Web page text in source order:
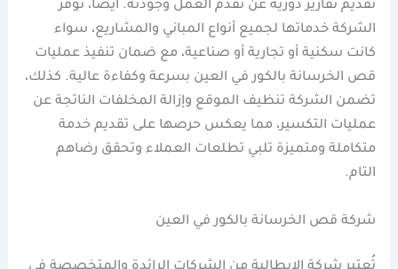
تقديم تقارير دورية عن تقدم العمل وجودته. أيضاً، توفر
الشركة خدماتها لجميع أنواع المباني والمشاريع، سواء
كانت سكنية أو تجارية أو صناعية، مع ضمان تنفيذ عمليات
قص الخرسانة بالكور في العين بسرعة وكفاءة عالية. كذلك،
تضمن الشركة تنظيف الموقع وإزالة المخلفات الناتجة عن
عمليات التكسير، مما يعكس حرصها على تقديم خدمة
متكاملة ومتميزة تلبي تطلعات العملاء وتحقق رضاهم
التام.
شركة قص الخرسانة بالكور في العين